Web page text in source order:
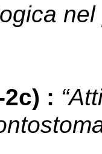
2c) :